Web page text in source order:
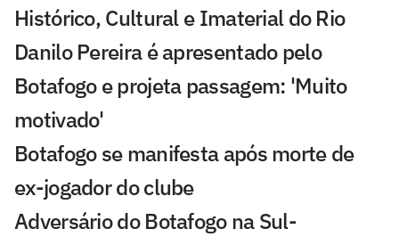
Histórico, Cultural e Imaterial do Rio
Danilo Pereira é apresentado pelo
Botafogo e projeta passagem: 'Muito
motivado'
Botafogo se manifesta após morte de
ex-jogador do clube
Adversário do Botafogo na Sul-